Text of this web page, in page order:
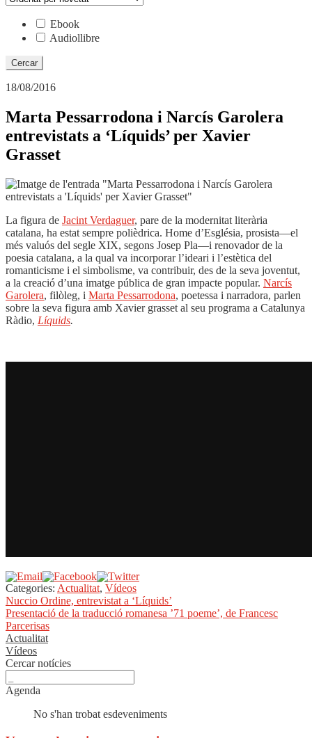
Ebook
Audiollibre
18/08/2016
Marta Pessarrodona i Narcís Garolera
entrevistats a ‘Líquids’ per Xavier
Grasset
La figura de Jacint Verdaguer, pare de la modernitat literària
catalana, ha estat sempre polièdrica. Home d’Església, prosista—el
més valuós del segle XIX, segons Josep Pla—i renovador de la
poesia catalana, a la qual va incorporar l’ideari i l’estètica del
romanticisme i el simbolisme, va contribuir, des de la seva joventut,
a la creació d’una imatge pública de gran impacte popular. Narcís
Garolera, filòleg, i Marta Pessarrodona, poetessa i narradora, parlen
sobre la seva figura amb Xavier grasset al seu programa a Catalunya
Ràdio, Líquids.
Categories: Actualitat, Vídeos
Navegació
d'entrades
Entrada
anterior:
Nuccio Ordine, entrevistat a ‘Líquids’
Pròxima
entrada:
Presentació de la traducció romanesa ’71 poeme’, de Francesc
Parcerisas
Actualitat
Vídeos
Cercar notícies
Agenda
No s'han trobat esdeveniments